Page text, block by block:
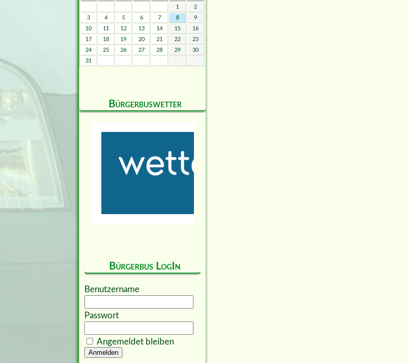
1
2
3
4 5 6 7 8
9
10
11 12 13 14 15
16
17
18 19 20 21 22
23
24
25 26 27 28 29
30
31
Bürgerbuswetter
Bürgerbus LogIn
Benutzername
Passwort
Angemeldet bleiben
Anmelden